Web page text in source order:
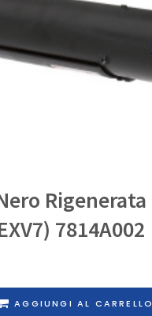
Rigenerata
7814A002
AGGIUNGI AL CARRELLO